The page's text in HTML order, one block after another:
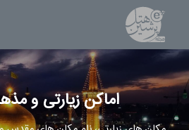
اماکن زیارتی و